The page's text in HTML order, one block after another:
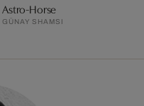
Astro-Horse
GÜNAY SHAMSI